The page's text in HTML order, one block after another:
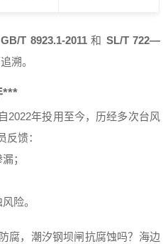
GB/T 8923.1-2011和 SL/T 722—
溯。
***
2022年投用至今，历经多次台风
馈：
；
险。
腐，潮汐钢坝闸抗腐蚀吗？海边